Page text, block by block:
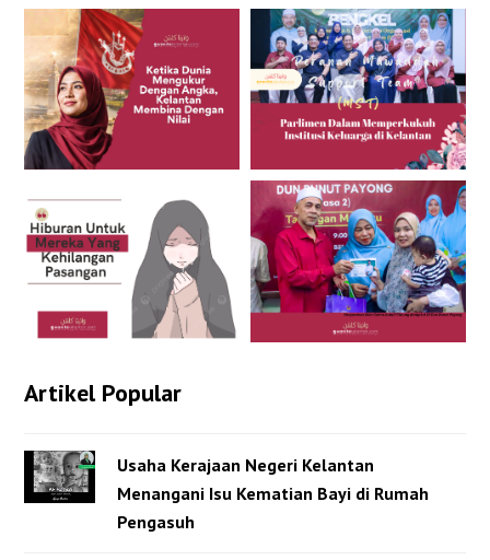
Artikel Popular
Usaha Kerajaan Negeri Kelantan
Menangani Isu Kematian Bayi di Rumah
Pengasuh